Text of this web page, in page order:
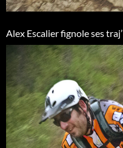
Alex Escalier fignole ses traj’